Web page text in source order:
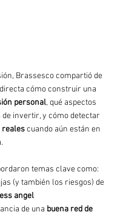
Brassesco compartió de
cómo construir una
personal, qué aspectos
invertir, y cómo detectar
reales cuando aún están en
temas clave como:
(y también los riesgos) de
angel
de una buena red de